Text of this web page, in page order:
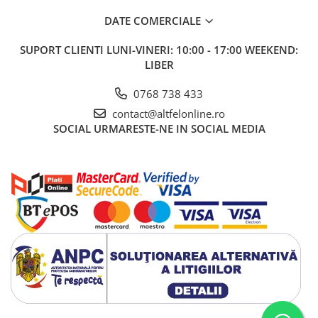
Produse Styling
Sampon Uscat
Tratament de Par
Vopsea de Par
Ingrijirea Picioarelor
Ingrijirea Tenului
Creme de Fata
Demachiere
DATE COMERCIALE
SUPORT CLIENTI LUNI-VINERI: 10:00 - 17:00 WEEKEND:
LIBER
0768 738 433
contact@altfelonline.ro
SOCIAL URMARESTE-NE IN SOCIAL MEDIA